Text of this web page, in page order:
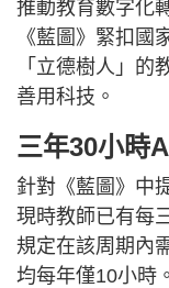
推動教育數字化
《藍圖》緊扣國
「立德樹人」的
善用科技。
三年30小時
針對《藍圖》中
現時教師已有每
規定在該周期內
均每年僅10小時